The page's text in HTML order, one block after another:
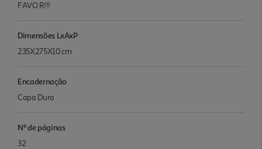
FAVO R!!!
Dimensões LxAxP
235X275X10 cm
Encadernação
Capa Dura
Nº de páginas
32